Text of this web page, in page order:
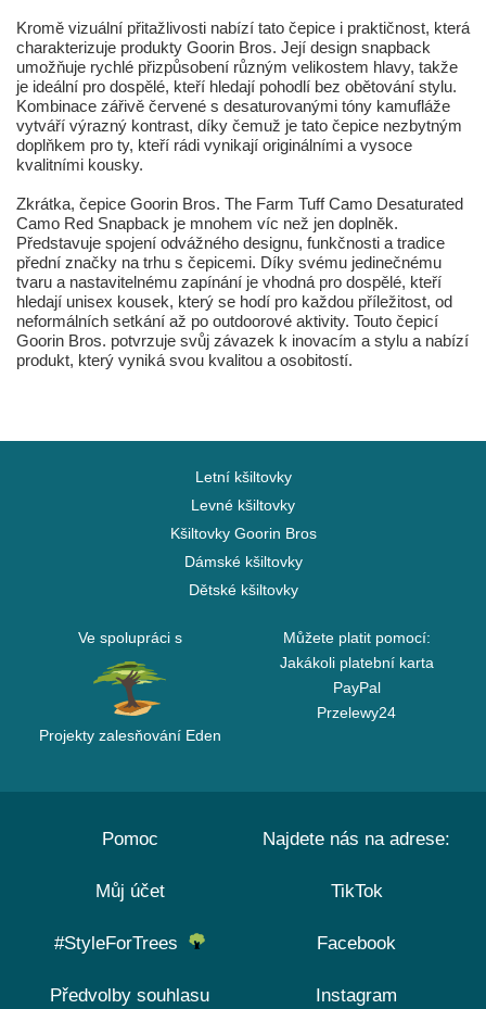
Kromě vizuální přitažlivosti nabízí tato čepice i praktičnost, která
charakterizuje produkty Goorin Bros. Její design snapback
umožňuje rychlé přizpůsobení různým velikostem hlavy, takže
je ideální pro dospělé, kteří hledají pohodlí bez obětování stylu.
Kombinace zářivě červené s desaturovanými tóny kamufláže
vytváří výrazný kontrast, díky čemuž je tato čepice nezbytným
doplňkem pro ty, kteří rádi vynikají originálními a vysoce
kvalitními kousky.
Zkrátka, čepice Goorin Bros. The Farm Tuff Camo Desaturated
Camo Red Snapback je mnohem víc než jen doplněk.
Představuje spojení odvážného designu, funkčnosti a tradice
přední značky na trhu s čepicemi. Díky svému jedinečnému
tvaru a nastavitelnému zapínání je vhodná pro dospělé, kteří
hledají unisex kousek, který se hodí pro každou příležitost, od
neformálních setkání až po outdoorové aktivity. Touto čepicí
Goorin Bros. potvrzuje svůj závazek k inovacím a stylu a nabízí
produkt, který vyniká svou kvalitou a osobitostí.
Letní kšiltovky
Levné kšiltovky
Kšiltovky Goorin Bros
Dámské kšiltovky
Dětské kšiltovky
Ve spolupráci s
Projekty zalesňování Eden
Můžete platit pomocí:
Jakákoli platební karta
PayPal
Przelewy24
Pomoc
Můj účet
#StyleForTrees
Předvolby souhlasu
Najdete nás na adrese:
TikTok
Facebook
Instagram